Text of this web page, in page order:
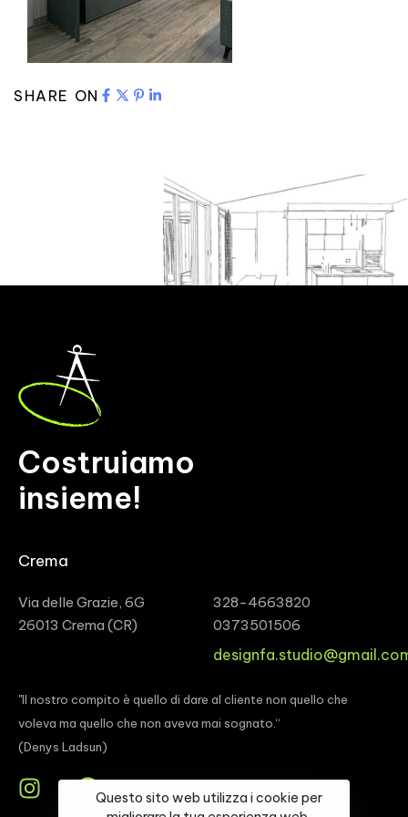
SHARE ON
Costruiamo
insieme!
Crema
Via delle Grazie, 6G
26013 Crema (CR)
328-4663820
0373501506
"Il nostro compito è quello di dare al cliente non quello che
voleva ma quello che non aveva mai sognato.“
(Denys Ladsun)
Questo sito web utilizza i cookie per